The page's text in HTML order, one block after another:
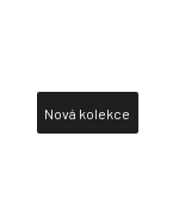
Nová kolekce